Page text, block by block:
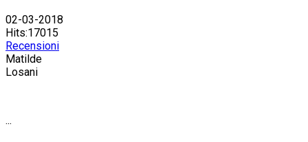
02-03-2018
Hits:17015
Recensioni
Matilde
Losani
...